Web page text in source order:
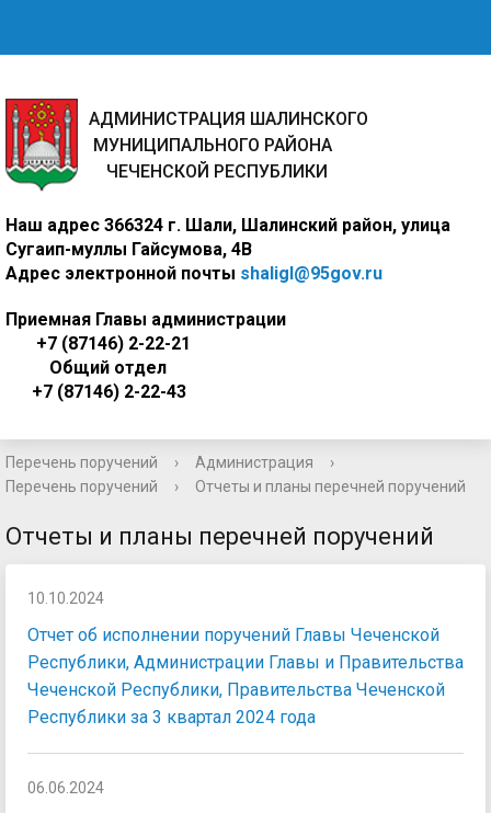
АДМИНИСТРАЦИЯ ШАЛИНСКОГО
МУНИЦИПАЛЬНОГО РАЙОНА
ЧЕЧЕНСКОЙ РЕСПУБЛИКИ
Наш адрес 366324 г. Шали, Шалинский район, улица
Сугаип-муллы Гайсумова, 4В
Адрес электронной почты shaligl@95gov.ru
Приемная Главы администрации
+7 (87146) 2-22-21
Общий отдел
+7 (87146) 2-22-43
Перечень поручений › Администрация
›
Перечень поручений
› Отчеты и планы перечней поручений
Отчеты и планы перечней поручений
10.10.2024
Отчет об исполнении поручений Главы Чеченской
Республики, Администрации Главы и Правительства
Чеченской Республики, Правительства Чеченской
Республики за 3 квартал 2024 года
06.06.2024